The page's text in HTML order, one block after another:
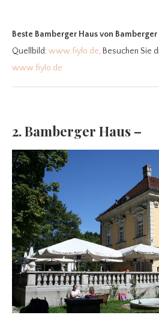
Beste Bamberger Hausvon
Quellbild:www.fiylo.de. Besuchen Sie
www.fiylo.de
2. Bamberger Haus –